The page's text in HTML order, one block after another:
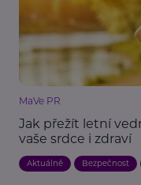
MaVe PR
Jak přežít letní
vaše srdce i zdraví
Aktuálně Bezpečnost